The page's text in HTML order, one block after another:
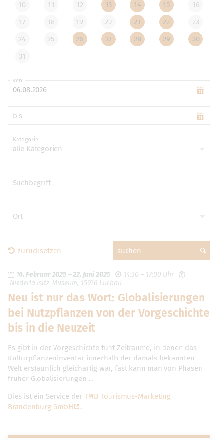
10
11 12 13 14 15
16
17
18 19 20 21 22
23
24
25 26 27 28 29
30
31
von
bis
alle Kategorien
Kategorie
Suchbegriff
Ort
zurücksetzen suchen
16. Februar 2025 –22. Juni 2025
14:30 – 17:00 Uhr
Niederlausitz-Museum, 15926 Luckau
Neu ist nur das Wort: Globalisierungen
bei Nutzpflanzen von der Vorgeschichte
bis in die Neuzeit
Es gibt in der Vorgeschichte fünf Zeiträume, in denen das
Kulturpflanzeninventar innerhalb der damals bekannten
Welt erstaunlich gleichartig war, fast kann man von Phasen
früher Globalisierungen …
Dies ist ein Service der TMB Tourismus-Marketing
Brandenburg GmbH
.